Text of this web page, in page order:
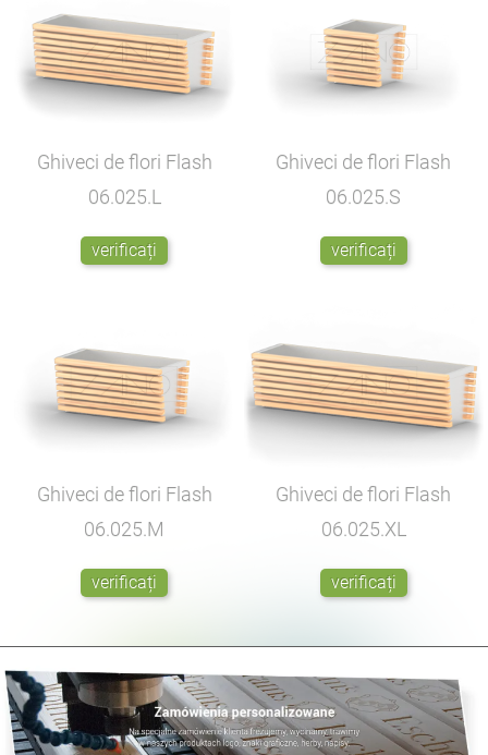
Ghiveci de flori Flash
06.025.L
verificați
Ghiveci de flori Flash
06.025.S
verificați
Ghiveci de flori Flash
06.025.M
verificați
Ghiveci de flori Flash
06.025.XL
verificați